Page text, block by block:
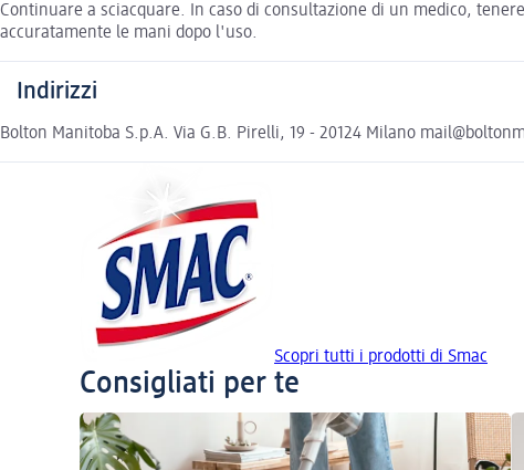
Continuare a sciacquare. In caso di consultazione di un medico,
accuratamente le mani dopo l'uso.
Indirizzi
Bolton Manitoba S.p.A. Via G.B. Pirelli, 19 - 20124 Milano
Scopri tutti i prodotti di Smac
Consigliati per te